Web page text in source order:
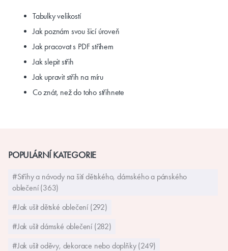
Tabulky velikostí
Jak poznám svou šicí úroveň
Jak pracovat s PDF střihem
Jak slepit střih
Jak upravit střih na míru
Co znát, než do toho střihnete
POPULÁRNÍ KATEGORIE
#Střihy a návody na šití dětského, dámského a pánského
oblečení (363)
#Jak ušít dětské oblečení (292)
#Jak ušít dámské oblečení (282)
#Jak ušít oděvy, dekorace nebo doplňky (249)